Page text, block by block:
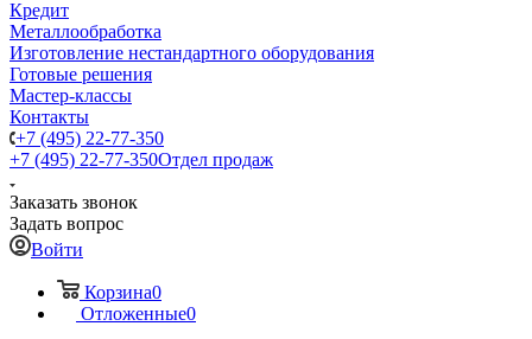
Кредит
Металлообработка
Изготовление нестандартного оборудования
Готовые решения
Мастер-классы
Контакты
+7 (495) 22-77-350
+7 (495) 22-77-350Отдел продаж
Заказать звонок
Задать вопрос
Войти
Корзина0
Отложенные0